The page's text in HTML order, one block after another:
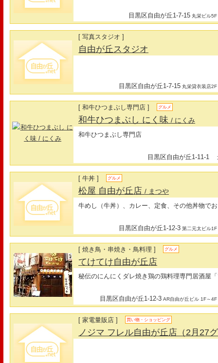
目黒区自由が丘1-7-15 丸栄ビル5F
[ 写真スタジオ ]
自由が丘スタジオ
目黒区自由が丘1-7-15 丸栄貸衣装店2F
[ 和牛ひつまぶし専門店 ] グルメ
和牛ひつまぶし にく味/ にくみ
和牛ひつまぶし専門店
目黒区自由が丘1-11-1
[ 牛丼 ] グルメ
松屋 自由が丘店/ まつや
牛めし（牛丼）、カレー、定食、その他丼物で
目黒区自由が丘1-12-3 第二元太ビル1F
[ 焼き鳥・串焼き・鳥料理 ] グルメ
てけてけ自由が丘店
秘伝のにんにくダレ焼き鶏の鶏料理専門居酒屋
目黒区自由が丘1-12-3 AR自由が丘ビル 1F～4F
[ 家電量販店 ] 買い物・ショッピング
ノジマ フレル自由が丘店（2月27